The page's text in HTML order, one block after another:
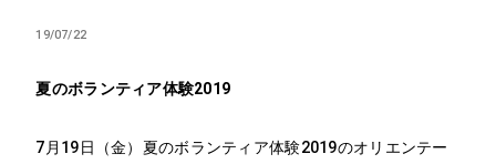
19/07/22
夏のボランティア体験2019
7月19日（金）夏のボランティア体験2019のオリエンテー